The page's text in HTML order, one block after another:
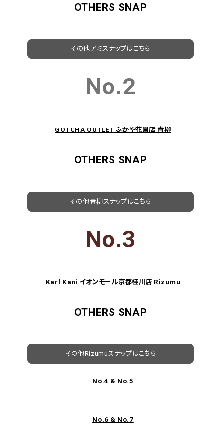
OTHERS SNAP
その他アミスナップはこちら
No.2
GOTCHA OUTLET ふかや花園店 青柳
OTHERS SNAP
その他青柳スナップはこちら
No.3
Karl Kani イオンモール京都桂川店 Rizumu
OTHERS SNAP
その他Rizumuスナップはこちら
No.4 & No.5
No.6 & No.7